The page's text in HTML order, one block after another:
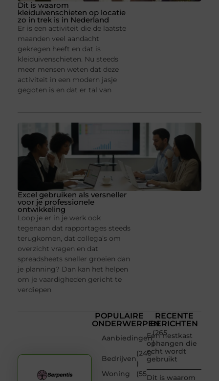
Dit is waarom
kleiduivenschieten op locatie
zo in trek is in Nederland
Er is een activiteit die de laatste
maanden veel aandacht
gekregen heeft en dat is
kleiduivenschieten. Nu steeds
meer mensen weten dat deze
activiteit in een modern jasje
gegoten is en dat er tal van
Excel gebruiken als versneller
voor je professionele
ontwikkeling
Loop je er in je werk ook
tegenaan dat rapportages steeds
terugkomen, dat collega’s om
overzicht vragen en dat
spreadsheets sneller groeien dan
je planning? Dan kan het helpen
om je vaardigheden gericht te
verdiepen
POPULAIRE
ONDERWERPEN
Aanbiedingen
(265
)
Bedrijven
(240
)
Woning
(55
RECENTE
BERICHTEN
Een nestkast
ophangen die
echt wordt
gebruikt
Dit is waarom